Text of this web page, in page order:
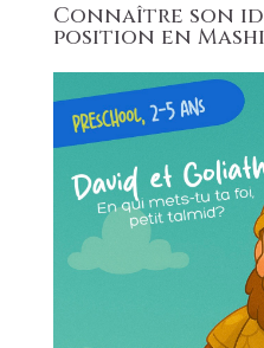
Connaître son
position en